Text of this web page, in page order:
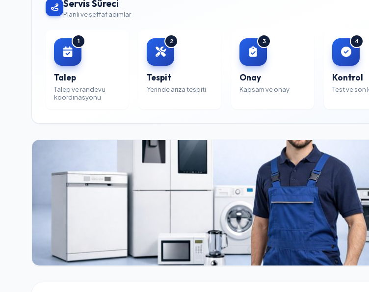
Servis Süreci
Planlı ve şeffaf adımlar
1
Talep
Talep ve randevu
koordinasyonu
2
Tespit
Yerinde arıza tespiti
3
Onay
Kapsam ve onay
4
Kontrol
Test ve son